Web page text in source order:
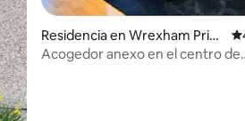
Residencia en Wrexham Princ
ipal Area
Acogedor anexo en el centro de